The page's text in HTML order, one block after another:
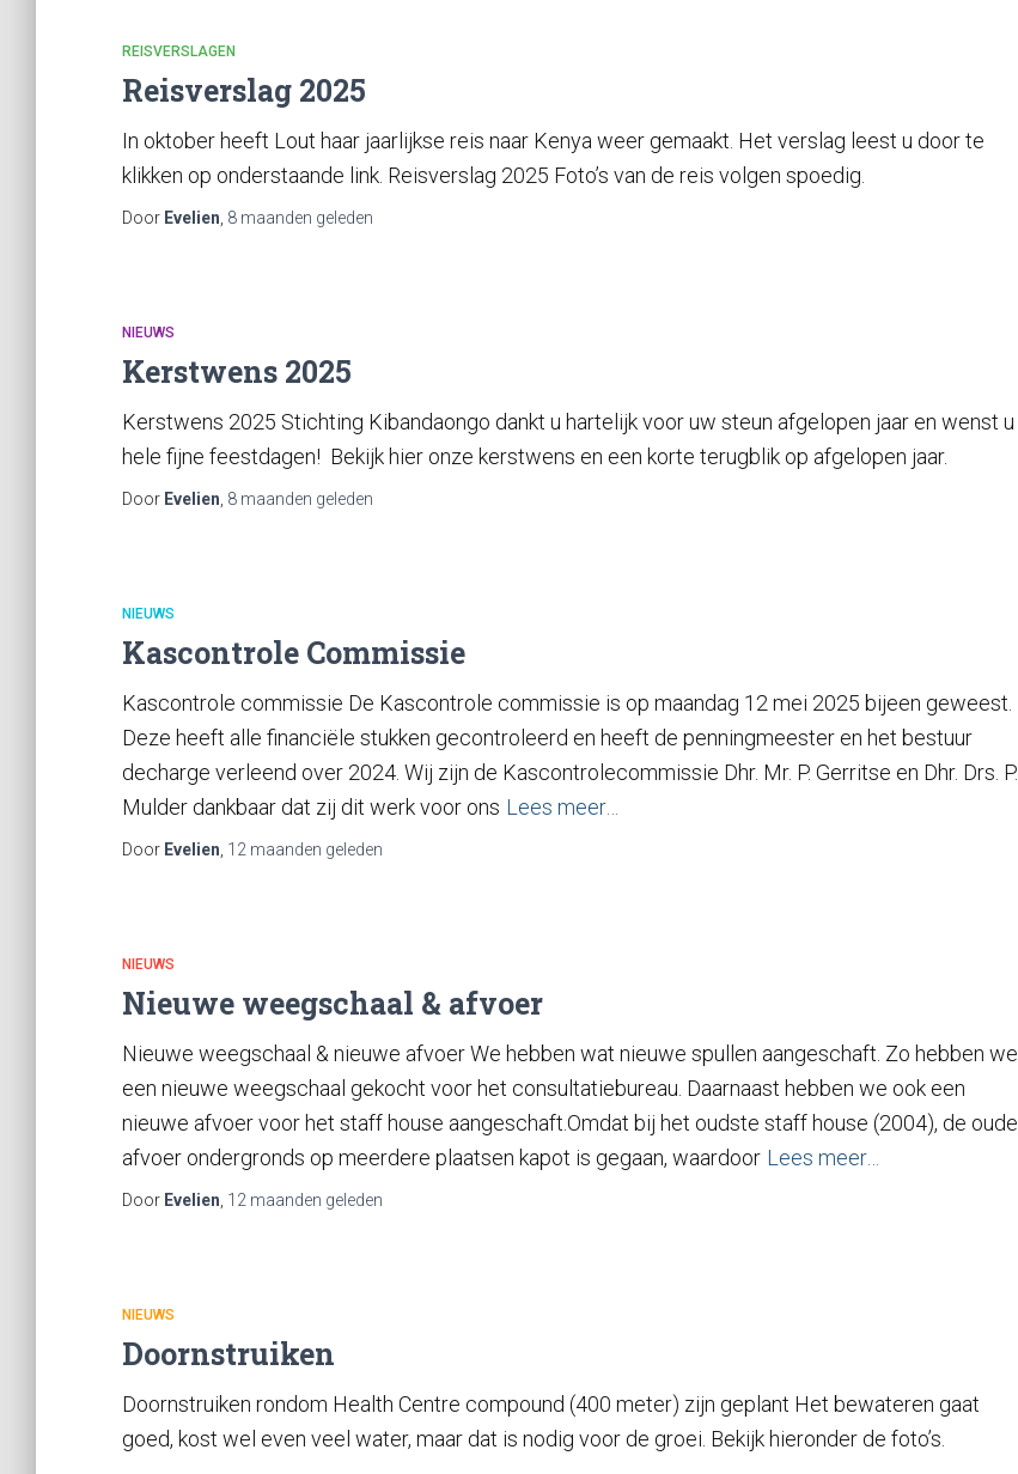
REISVERSLAGEN
Reisverslag 2025
In oktober heeft Lout haar jaarlijkse reis naar Kenya weer gemaakt. Het verslag leest u door te
klikken op onderstaande link. Reisverslag 2025 Foto’s van de reis volgen spoedig.
Door Evelien 8 maanden geleden
NIEUWS
Kerstwens 2025
Kerstwens 2025 Stichting Kibandaongo dankt u hartelijk voor uw steun afgelopen jaar en wenst u
hele fijne feestdagen! Bekijk hier onze kerstwens en een korte terugblik op afgelopen jaar.
Door Evelien 8 maanden geleden
NIEUWS
Kascontrole Commissie
Kascontrole commissie De Kascontrole commissie is op maandag 12 mei 2025 bijeen geweest.
Deze heeft alle financiële stukken gecontroleerd en heeft de penningmeester en het bestuur
decharge verleend over 2024. Wij zijn de Kascontrolecommissie Dhr. Mr. P. Gerritse en Dhr. Drs. P.
Mulder dankbaar dat zij dit werk voor ons Lees meer…
Door Evelien 12 maanden geleden
NIEUWS
Nieuwe weegschaal & afvoer
Nieuwe weegschaal & nieuwe afvoer We hebben wat nieuwe spullen aangeschaft. Zo hebben we
een nieuwe weegschaal gekocht voor het consultatiebureau. Daarnaast hebben we ook een
nieuwe afvoer voor het staff house aangeschaft.Omdat bij het oudste staff house (2004), de oude
afvoer ondergronds op meerdere plaatsen kapot is gegaan, waardoor Lees meer…
Door Evelien 12 maanden geleden
NIEUWS
Doornstruiken
Doornstruiken rondom Health Centre compound (400 meter) zijn geplant Het bewateren gaat
goed, kost wel even veel water, maar dat is nodig voor de groei. Bekijk hieronder de foto’s.